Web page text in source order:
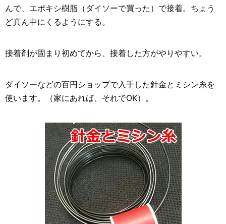
んで、エポキシ樹脂（ダイソーで買った）で接着。ちょう
ど真ん中にくるようにする。
接着剤が固まり初めてから、接着した方がやりやすい。
ダイソーなどの百円ショップで入手した針金とミシン糸を
使います。（家にあれば、それでOK）。